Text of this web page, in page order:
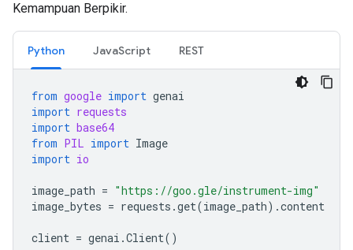
Kemampuan Berpikir.
Python JavaScript REST
from google import genai
import requests
import base64
from PIL import Image
import io
image_path = "https://goo.gle/instrument-img"
image_bytes = requests .get(image_path) .content
client = genai .Client()